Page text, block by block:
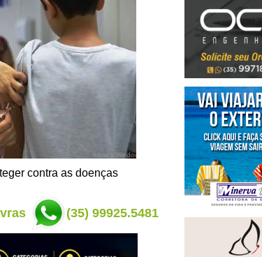
contra as doenças
(35) 99925.5481